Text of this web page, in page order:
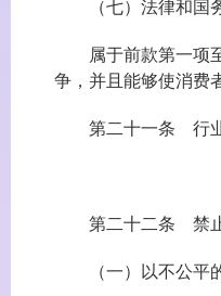
（七）法律和国务
属于前款第一项至
争，并且能够使消费
第二十一条 行业
第二十二条 禁止
（一）以不公平的